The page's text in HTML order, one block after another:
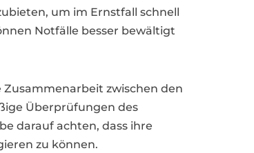
um im Ernstfall schnell
Notfälle besser bewältigt
zwischen den
Überprüfungen des
darauf achten, dass ihre
zu können.